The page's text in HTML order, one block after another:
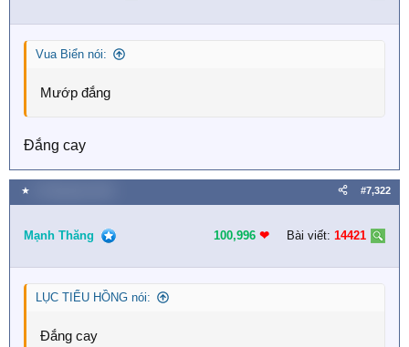
Vua Biển nói:
Mướp đắng
Đắng cay
★ #7,322
Mạnh Thăng 100,996 ❤︎ Bài viết: 14421
LỤC TIỂU HỒNG nói:
Đắng cay